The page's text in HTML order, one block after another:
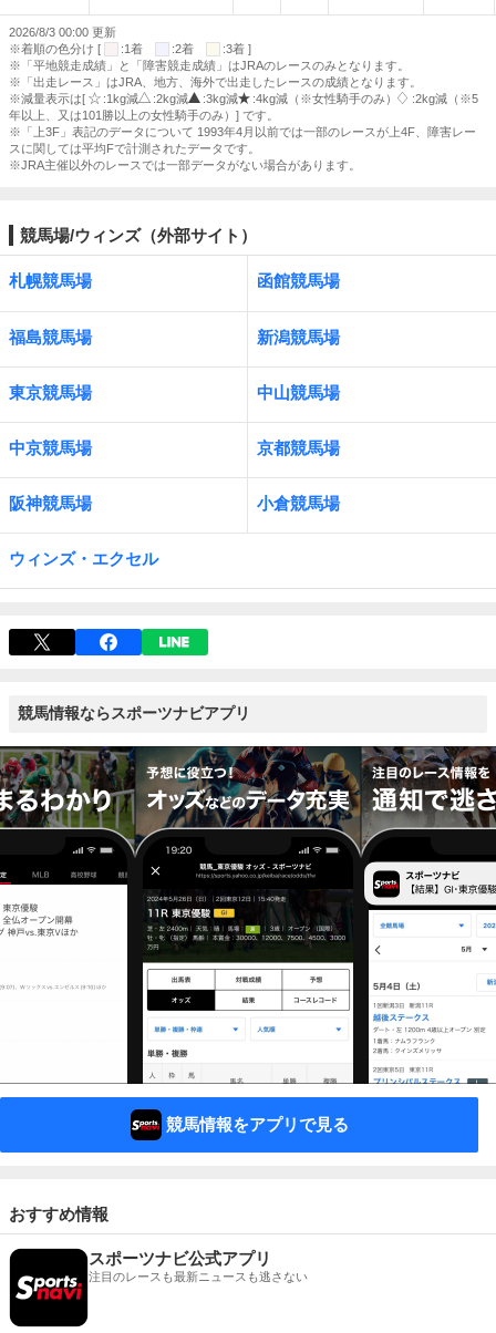
2026/8/3 00:00 更新
※着順の色分け [
:1着 :2着
:3着 ]
※「平地競走成績」と「障害競走成績」はJRAのレースのみとなります。
※「出走レース」はJRA、地方、海外で出走したレースの成績となります。
※減量表示は[
:1kg減 :2kg減 :3kg減 :4kg減（※女性騎手のみ）
:2kg減（※5
年以上、又は101勝以上の女性騎手のみ）] です。
※「上3F」表記のデータについて 1993年4月以前では一部のレースが上4F、障害レー
スに関しては平均Fで計測されたデータです。
※JRA主催以外のレースでは一部データがない場合があります。
競馬場/ウィンズ（外部サイト）
札幌競馬場 函館競馬場
福島競馬場 新潟競馬場
東京競馬場 中山競馬場
中京競馬場 京都競馬場
阪神競馬場 小倉競馬場
ウィンズ・エクセル
競馬情報ならスポーツナビアプリ
競馬情報をアプリで見る
おすすめ情報
スポーツナビ公式アプリ
注目のレースも最新ニュースも逃さない